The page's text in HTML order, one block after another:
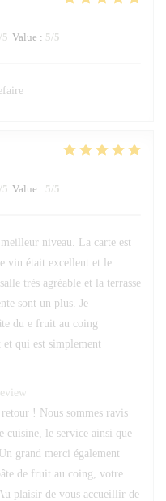
/5 Value : 5/5
/5 Value : 5/5
niveau. La carte est
vin était excellent et le
très agréable et la terrasse
sont un plus. Je
du e fruit au coing
et qui est simplement
! Nous sommes ravis
cuisine, le service ainsi que
grand merci également
de fruit au coing, votre
plaisir de vous accueillir de